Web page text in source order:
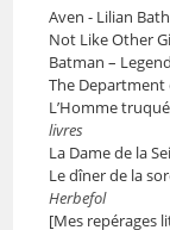
Aven - Lilian
Not Like Other
Batman –
The
L’Homme
livres
La Dame de la
Le dîner de la
Herbefol
[Mes repérages